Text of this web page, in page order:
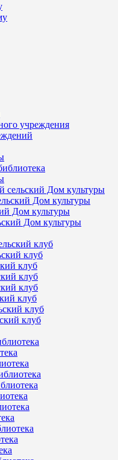
"Культура
учреждения
сельский Дом культуры
Дом культуры
Дом культуры
Дом культуры
клуб
клуб
клуб
клуб
клуб
клуб
клуб
клуб